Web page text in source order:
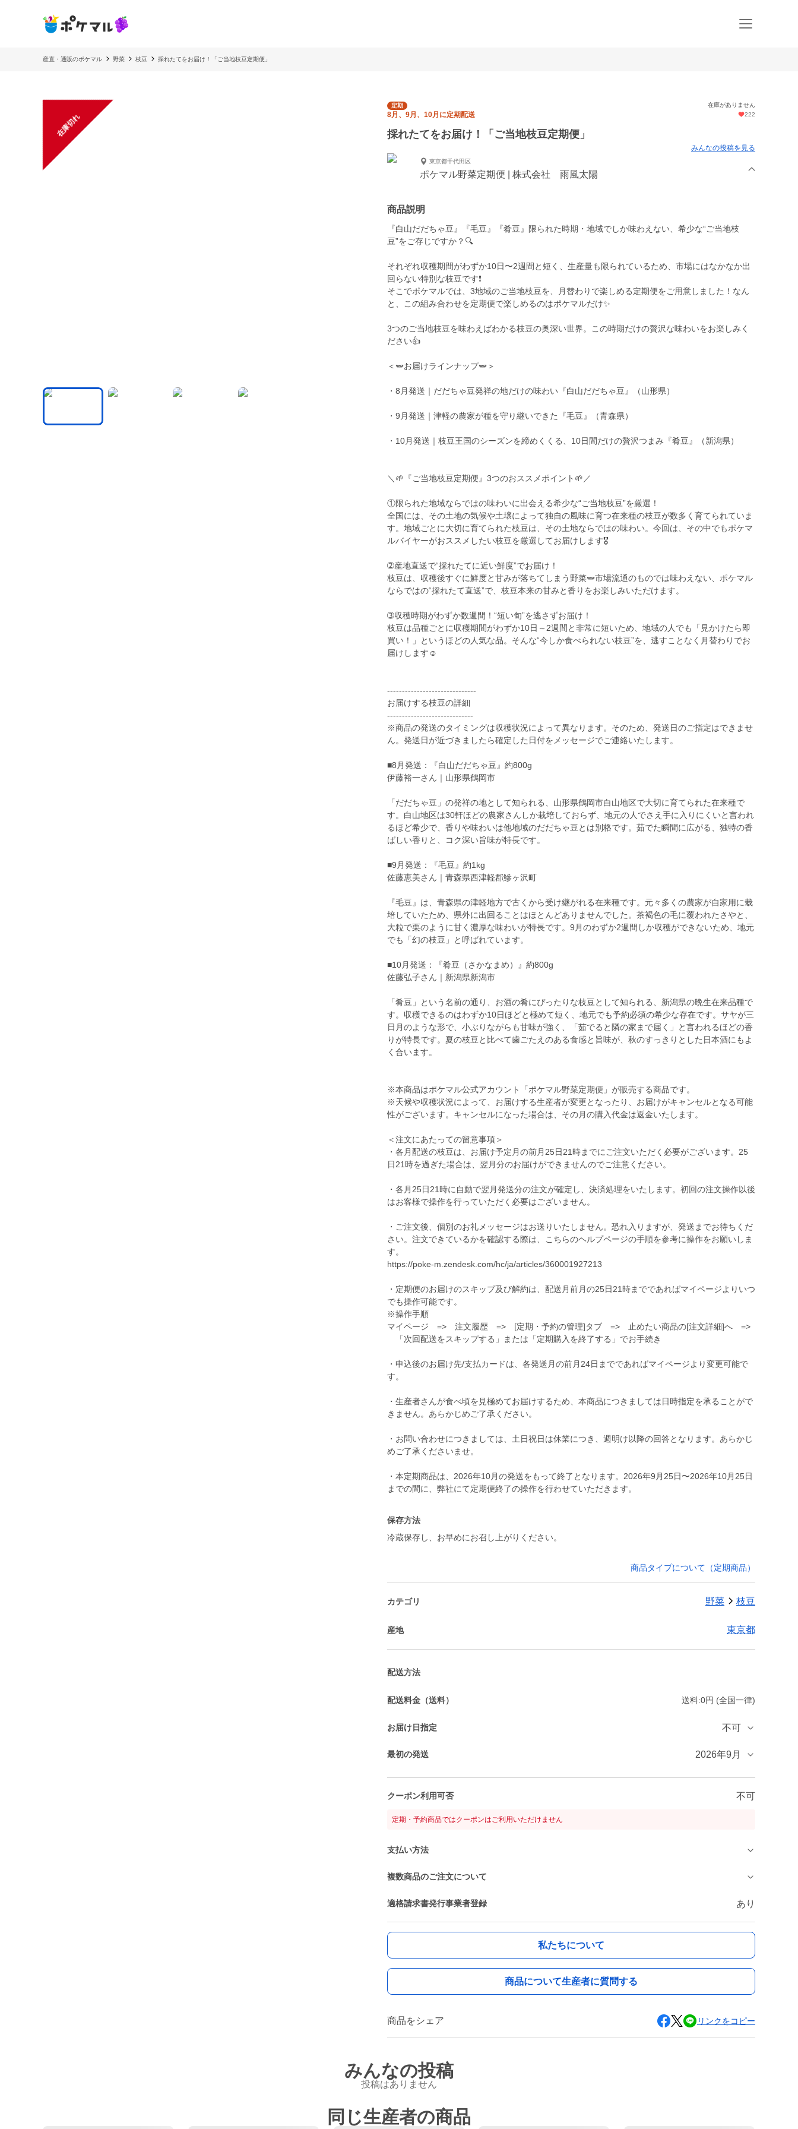
産直・通販のポケマル 野菜 枝豆 採れたてをお届け！「ご当地枝豆定期便」
在庫切れ
定期 在庫がありません
8月、9月、10月に定期配送 222
採れたてをお届け！「ご当地枝豆定期便」
みんなの投稿を見る
東京都千代田区
ポケマル野菜定期便 | 株式会社 雨風太陽
商品説明
『白山だだちゃ豆』『毛豆』『肴豆』限られた時期・地域でしか味わえない、希少な“ご当地枝
豆”をご存じですか？🔍
それぞれ収穫期間がわずか10日〜2週間と短く、生産量も限られているため、市場にはなかなか出
回らない特別な枝豆です❗
そこでポケマルでは、3地域のご当地枝豆を、月替わりで楽しめる定期便をご用意しました！なん
と、この組み合わせを定期便で楽しめるのはポケマルだけ✨
3つのご当地枝豆を味わえばわかる枝豆の奥深い世界。この時期だけの贅沢な味わいをお楽しみく
ださい👍
＜🫛お届けラインナップ🫛＞
・8月発送｜だだちゃ豆発祥の地だけの味わい『白山だだちゃ豆』（山形県）
・9月発送｜津軽の農家が種を守り継いできた『毛豆』（青森県）
・10月発送｜枝豆王国のシーズンを締めくくる、10日間だけの贅沢つまみ『肴豆』（新潟県）
＼🌱『ご当地枝豆定期便』3つのおススメポイント🌱／
①限られた地域ならではの味わいに出会える希少な“ご当地枝豆”を厳選！
全国には、その土地の気候や土壌によって独自の風味に育つ在来種の枝豆が数多く育てられていま
す。地域ごとに大切に育てられた枝豆は、その土地ならではの味わい。今回は、その中でもポケマ
ルバイヤーがおススメしたい枝豆を厳選してお届けします🎖️
➁産地直送で“採れたてに近い鮮度”でお届け！
枝豆は、収穫後すぐに鮮度と甘みが落ちてしまう野菜🫛市場流通のものでは味わえない、ポケマル
ならではの“採れたて直送”で、枝豆本来の甘みと香りをお楽しみいただけます。
➂収穫時期がわずか数週間！“短い旬”を逃さずお届け！
枝豆は品種ごとに収穫期間がわずか10日～2週間と非常に短いため、地域の人でも「見かけたら即
買い！」というほどの人気な品。そんな“今しか食べられない枝豆”を、逃すことなく月替わりでお
届けします☺️
------------------------------
お届けする枝豆の詳細
-----------------------------
※商品の発送のタイミングは収穫状況によって異なります。そのため、発送日のご指定はできませ
ん。発送日が近づきましたら確定した日付をメッセージでご連絡いたします。
■8月発送：『白山だだちゃ豆』約800g
伊藤裕一さん｜山形県鶴岡市
「だだちゃ豆」の発祥の地として知られる、山形県鶴岡市白山地区で大切に育てられた在来種で
す。白山地区は30軒ほどの農家さんしか栽培しておらず、地元の人でさえ手に入りにくいと言われ
るほど希少で、香りや味わいは他地域のだだちゃ豆とは別格です。茹でた瞬間に広がる、独特の香
ばしい香りと、コク深い旨味が特長です。
■9月発送：『毛豆』約1kg
佐藤恵美さん｜青森県西津軽郡鰺ヶ沢町
『毛豆』は、青森県の津軽地方で古くから受け継がれる在来種です。元々多くの農家が自家用に栽
培していたため、県外に出回ることはほとんどありませんでした。茶褐色の毛に覆われたさやと、
大粒で栗のように甘く濃厚な味わいが特長です。9月のわずか2週間しか収穫ができないため、地元
でも「幻の枝豆」と呼ばれています。
■10月発送：『肴豆（さかなまめ）』約800g
佐藤弘子さん｜新潟県新潟市
「肴豆」という名前の通り、お酒の肴にぴったりな枝豆として知られる、新潟県の晩生在来品種で
す。収穫できるのはわずか10日ほどと極めて短く、地元でも予約必須の希少な存在です。サヤが三
日月のような形で、小ぶりながらも甘味が強く、「茹でると隣の家まで届く」と言われるほどの香
りが特長です。夏の枝豆と比べて歯ごたえのある食感と旨味が、秋のすっきりとした日本酒にもよ
く合います。
※本商品はポケマル公式アカウント「ポケマル野菜定期便」が販売する商品です。
※天候や収穫状況によって、お届けする生産者が変更となったり、お届けがキャンセルとなる可能
性がございます。キャンセルになった場合は、その月の購入代金は返金いたします。
＜注文にあたっての留意事項＞
・各月配送の枝豆は、お届け予定月の前月25日21時までにご注文いただく必要がございます。25
日21時を過ぎた場合は、翌月分のお届けができませんのでご注意ください。
・各月25日21時に自動で翌月発送分の注文が確定し、決済処理をいたします。初回の注文操作以後
はお客様で操作を行っていただく必要はございません。
・ご注文後、個別のお礼メッセージはお送りいたしません。恐れ入りますが、発送までお待ちくだ
さい。注文できているかを確認する際は、こちらのヘルプページの手順を参考に操作をお願いしま
す。
https://poke-m.zendesk.com/hc/ja/articles/360001927213
・定期便のお届けのスキップ及び解約は、配送月前月の25日21時までであればマイページよりいつ
でも操作可能です。
※操作手順
マイページ => 注文履歴 => [定期・予約の管理]タブ => 止めたい商品の[注文詳細]へ =>
「次回配送をスキップする」または「定期購入を終了する」でお手続き
・申込後のお届け先/支払カードは、各発送月の前月24日までであればマイページより変更可能で
す。
・生産者さんが食べ頃を見極めてお届けするため、本商品につきましては日時指定を承ることがで
きません。あらかじめご了承ください。
・お問い合わせにつきましては、土日祝日は休業につき、週明け以降の回答となります。あらかじ
めご了承くださいませ。
・本定期商品は、2026年10月の発送をもって終了となります。2026年9月25日〜2026年10月25日
保存方法
冷蔵保存し、お早めにお召し上がりください。
商品タイプについて（定期商品）
カテゴリ 野菜 枝豆
産地 東京都
配送方法
配送料金（送料） 送料:0円 (全国一律)
お届け日指定 不可
最初の発送 2026年9月
クーポン利用可否 不可
定期・予約商品ではクーポンはご利用いただけません
支払い方法
複数商品のご注文について
適格請求書発行事業者登録 あり
私たちについて
商品について生産者に質問する
商品をシェア リンクをコピー
みんなの投稿
投稿はありません
同じ生産者の商品